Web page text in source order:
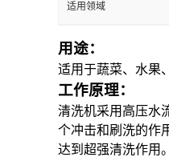
适用领域
用途：
适用于蔬菜、水果
工作原理：
清洗机采用高压水
个冲击和刷洗的作
达到超强清洗作用。